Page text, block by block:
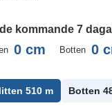
kommande 7
0 cm Botten 0
510 m Botten